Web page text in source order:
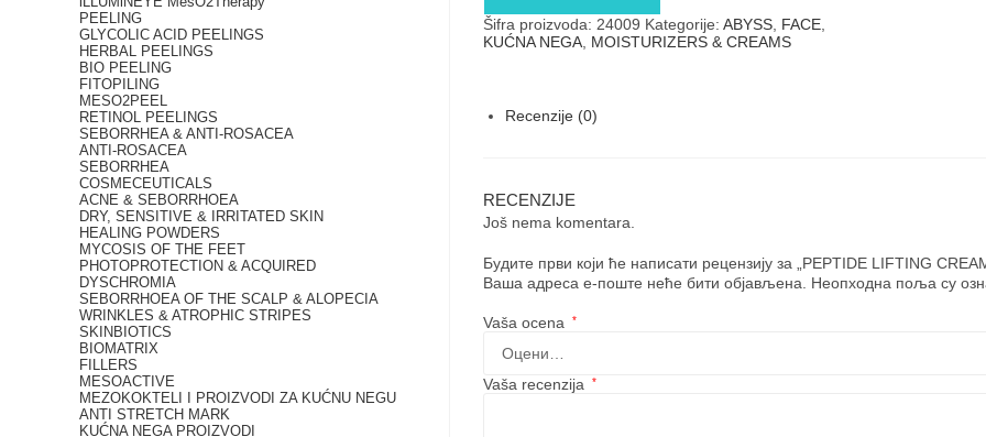
Šifra proizvoda: 24009 Kategorije: ABYSS, FACE,
KUĆNA NEGA, MOISTURIZERS & CREAMS
Recenzije (0)
RECENZIJE
Još nema komentara.
Будите први који ће написати рецензију за „PEPTIDE LIFTING
Ваша адреса е-поште неће бити објављена. Неопходна поља су
Vaša ocena *
Vaša recenzija *
PEELING
GLYCOLIC ACID PEELINGS
HERBAL PEELINGS
BIO PEELING
FITOPILING
MESO2PEEL
RETINOL PEELINGS
SEBORRHEA & ANTI-ROSACEA
ANTI-ROSACEA
SEBORRHEA
COSMECEUTICALS
ACNE & SEBORRHOEA
DRY, SENSITIVE & IRRITATED SKIN
HEALING POWDERS
MYCOSIS OF THE FEET
PHOTOPROTECTION & ACQUIRED
DYSCHROMIA
SEBORRHOEA OF THE SCALP & ALOPECIA
WRINKLES & ATROPHIC STRIPES
SKINBIOTICS
BIOMATRIX
FILLERS
MESOACTIVE
MEZOKOKTELI I PROIZVODI ZA KUĆNU NEGU
ANTI STRETCH MARK
KUĆNA NEGA PROIZVODI